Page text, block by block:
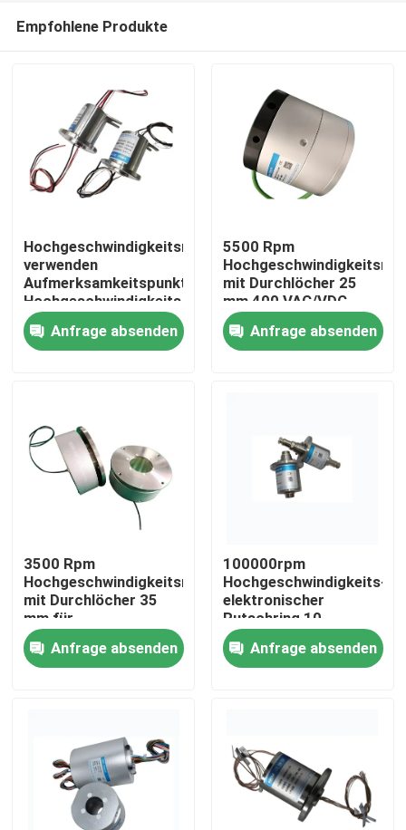
Nach Hause
Produkte
Leitfähiger Rutschring
Hochgeschwindigkeitsschleifring
Signal-Schleifringe
Durch Lochschleifring
Empfohlene Produkte
Hochgeschwindigkeitsrutschschleife
verwenden
Aufmerksamkeitspunkte,
Hochgeschwindigkeits-
elektronische
Rutschring 10
Schaltkreise 10A für
Anfrage absenden
5500 Rpm
mit Durchlöcher 25
mm 400 VAC/VDC
Anfrage absenden
3500 Rpm
Hochgeschwindigkeitsrutschring
mit Durchlöcher 35
mm für
Zentrifugalmaschine
Anfrage absenden
100000rpm
Hochgeschwindigkeits-
elektronischer
Rutschring 10
Schaltkreise 10A zur
Prüfung von
Luftfahrtteilen
Anfrage absenden